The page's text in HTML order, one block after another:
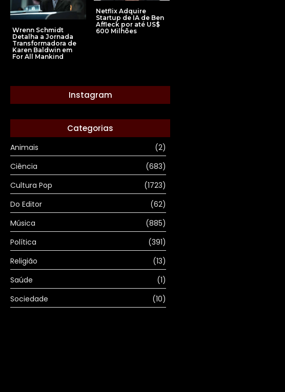
Netflix Adquire
Startup de IA de Ben
Affleck por até US$
600 Milhões
Wrenn Schmidt
Detalha a Jornada
Transformadora de
Karen Baldwin em
For All Mankind
Instagram
Categorias
Animais
(2)
Ciência
(683)
Cultura Pop
(1723)
Do Editor
(62)
Música
(885)
Política
(391)
Religião
(13)
Saúde
(1)
Sociedade
(10)